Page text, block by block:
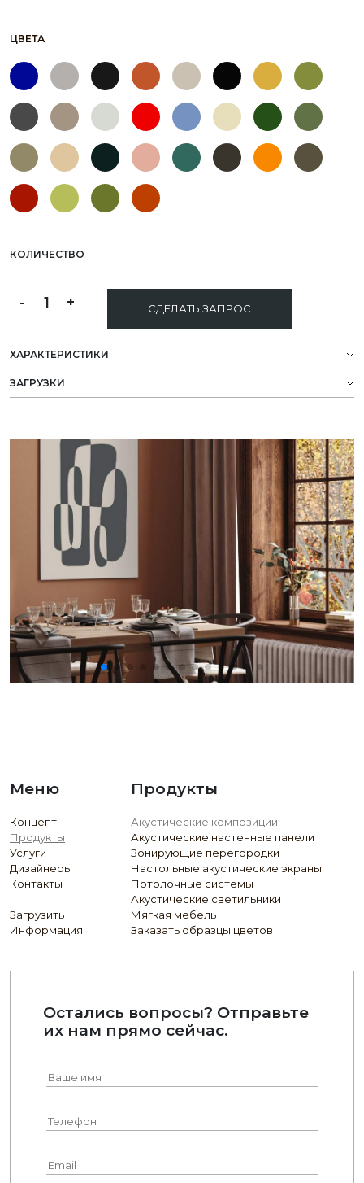
ЦВЕТА
КОЛИЧЕСТВО
- 1 + СДЕЛАТЬ ЗАПРОС
ХАРАКТЕРИСТИКИ
ЗАГРУЗКИ
Меню
Концепт
Продукты
Услуги
Дизайнеры
Контакты
Загрузить
Информация
Продукты
Акустические композиции
Акустические настенные панели
Зонирующие перегородки
Настольные акустические экраны
Потолочные системы
Акустические светильники
Мягкая мебель
Заказать образцы цветов
Остались вопросы? Отправьте
их нам прямо сейчас.